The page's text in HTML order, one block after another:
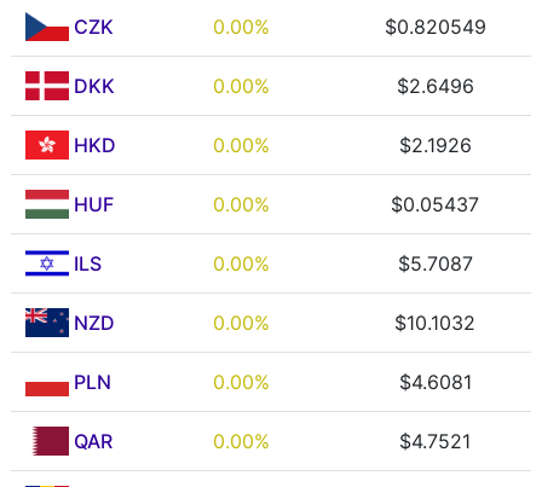
CZK 0.00% $0.820549
DKK 0.00% $2.6496
HKD 0.00% $2.1926
HUF 0.00% $0.05437
ILS 0.00% $5.7087
NZD 0.00% $10.1032
PLN 0.00% $4.6081
QAR 0.00% $4.7521